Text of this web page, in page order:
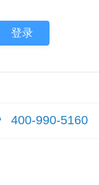
400-990-5160
登录